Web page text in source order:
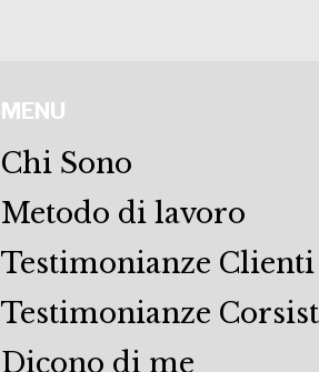
MENU
Chi Sono
Metodo di lavoro
Testimonianze Clienti
Testimonianze
Dicono di me